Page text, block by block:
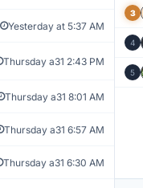
Yesterday at 5:37 AM
Thursday a31 2:43 PM
Thursday a31 8:01 AM
Thursday a31 6:57 AM
Thursday a31 6:30 AM
3
4
5